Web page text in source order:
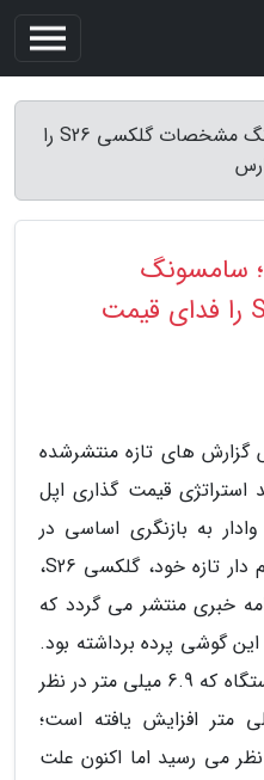
یک عقب نشینی بزرگ؛ سامسونگ مشخصات گلکسی S26 را
سامسونگ
مشخصات گلکسی S26 را فدای قیمت
های تازه منتشرشده
استراتژی قیمت گذاری اپل
را وادار به بازنگری اساسی در
طراحی و مشخصات فنی پرچم دار تازه خود، گلکسی S26،
خبری منتشر می گردد که
گوشی پرده برداشته بود.
طبق آن خبر، ضخامت اولیه دستگاه که 6.9 میلی متر در نظر
بود، به 7.24 میلی متر افزایش یافته است؛
می رسید اما اکنون علت